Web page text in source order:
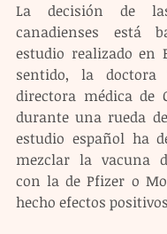
La decisión de
canadienses está
estudio realizado en
sentido, la doctora
directora médica de
durante una rueda
estudio español ha
mezclar la vacuna
con la de Pfizer o
hecho efectos